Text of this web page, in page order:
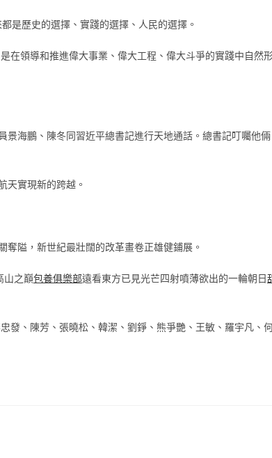
是歷史的選擇、實踐的選擇、人民的選擇。
在領導和推進偉大事業、偉大工程、偉大斗爭的實踐中自然
景海鵬、陳冬同習近平總書記進行天地通話。總書記叮囑他倆
天實現新的跨越。
奪隘，新世紀最壯闊的改革畫卷正雄健鋪展。
山之巔包養俱樂部遠看東方已見光芒四射噴薄欲出的一輪朝日
發、陳芳、張曉松、韓潔、劉錚、熊爭艷、王敏、羅宇凡、